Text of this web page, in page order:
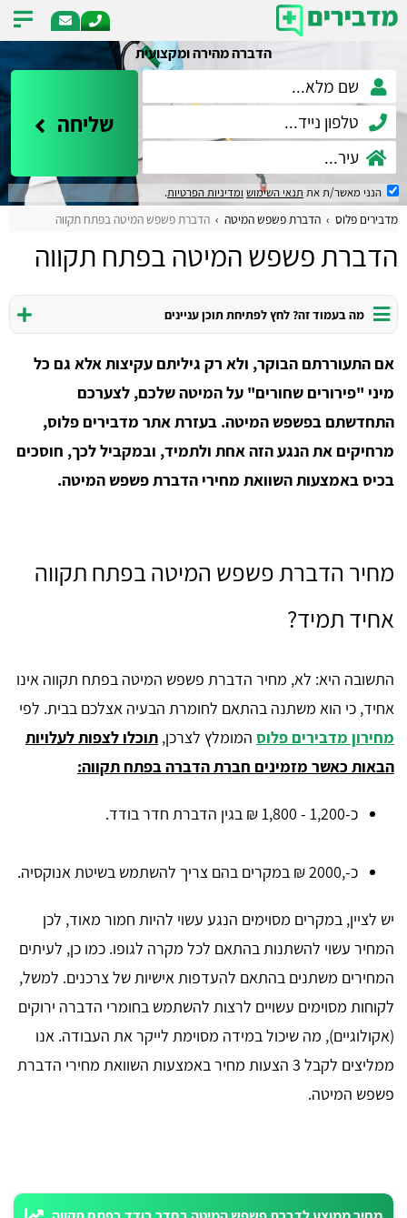
הדברה מהירה ומקצועית
שליחה
הנני מאשר/ת את תנאי השימוש ומדיניות הפרטיות.
מדבירים פלוס הדברת פשפש המיטה הדברת פשפש המיטה בפתח תקווה
הדברת פשפש המיטה בפתח תקווה
מה בעמוד זה? לחץ לפתיחת תוכן עניינים
אם התעוררתם הבוקר, ולא רק גיליתם עקיצות אלא גם כל
מיני "פירורים שחורים" על המיטה שלכם, לצערכם
התחדשתם בפשפש המיטה. בעזרת אתר מדבירים פלוס,
מרחיקים את הנגע הזה אחת ולתמיד, ובמקביל לכך, חוסכים
בכיס באמצעות השוואת מחירי הדברת פשפש המיטה.
מחיר הדברת פשפש המיטה בפתח תקווה
אחיד תמיד?
התשובה היא: לא, מחיר הדברת פשפש המיטה בפתח תקווה אינו
אחיד, כי הוא משתנה בהתאם לחומרת הבעיה אצלכם בבית. לפי
מחירון מדבירים פלוס המומלץ לצרכן, תוכלו לצפות לעלויות
הבאות כאשר מזמינים חברת הדברה בפתח תקווה:
כ-1,200 - 1,800 ₪ בגין הדברת חדר בודד.
כ-,2000 ₪ במקרים בהם צריך להשתמש בשיטת אנוקסיה.
יש לציין, במקרים מסוימים הנגע עשוי להיות חמור מאוד, לכן
המחיר עשוי להשתנות בהתאם לכל מקרה לגופו. כמו כן, לעיתים
המחירים משתנים בהתאם להעדפות אישיות של צרכנים. למשל,
לקוחות מסוימים עשויים לרצות להשתמש בחומרי הדברה ירוקים
(אקולוגיים), מה שיכול במידה מסוימת לייקר את העבודה. אנו
ממליצים לקבל 3 הצעות מחיר באמצעות השוואת מחירי הדברת
פשפש המיטה.